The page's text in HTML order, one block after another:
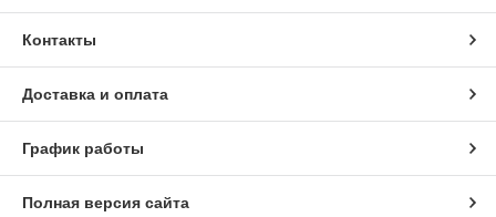
Контакты
Доставка и оплата
График работы
Полная версия сайта